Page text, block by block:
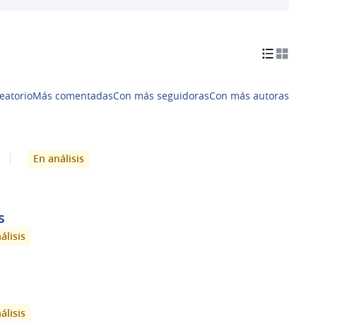
Más comentadasCon más seguidorasCon más autoras
En análisis